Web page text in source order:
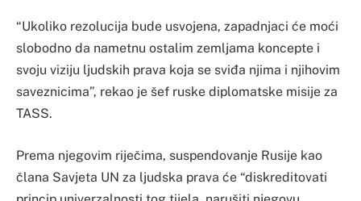
“Ukoliko rezolucija bude usvojena, zapadnjaci će moći
slobodno da nametnu ostalim zemljama koncepte i
svoju viziju ljudskih prava koja se sviđa njima i njihovim
saveznicima”, rekao je šef ruske diplomatske misije za
TASS.
Prema njegovim riječima, suspendovanje Rusije kao
člana Savjeta UN za ljudska prava će “diskreditovati